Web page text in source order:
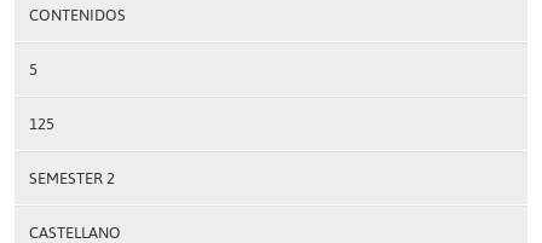
CONTENIDOS
5
125
SEMESTER 2
CASTELLANO